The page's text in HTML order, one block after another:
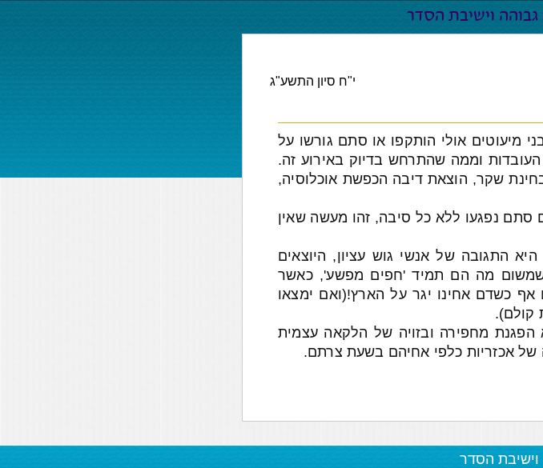
י"ח סיון התשע"ג
מיעוטים אולי הותקפו או סתם גורשו על
העובדות וממה שהתרחש בדיוק באירוע זה.
שקר, הוצאת דיבה הכפשת אוכלוסיה,
סתם נפגעו ללא כל סיבה, זהו מעשה שאין
התגובה של אנשי גוש עציון, היוצאים
שמשום מה הם תמיד 'חפים מפשע', כאשר
אף כשדם אחינו יגר על הארץ!(ואם ימצאו
קולם).
מחפירה ובזויה של הלקאה עצמית
של אכזריות כלפי אחיהם בשעת צרתם.
וישיבת הסדר